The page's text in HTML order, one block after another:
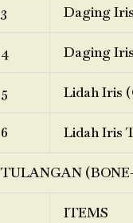
3 Daging
4 Daging
5 Lidah Iris
6 Lidah Iris
TULANGAN
ITEMS